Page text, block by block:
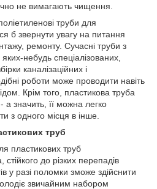
не вимагають чищення.
труби для
б звернути увагу на питання
ремонту. Сучасні труби з
небудь спеціалізованих,
каналізаційних і
роботи може проводити навіть
Крім того, пластикова труба
а значить, її можна легко
з одного місця в інше.
труб
пластикових труб
до різких перепадів
у разі поломки зможе здійснити
звичайним набором